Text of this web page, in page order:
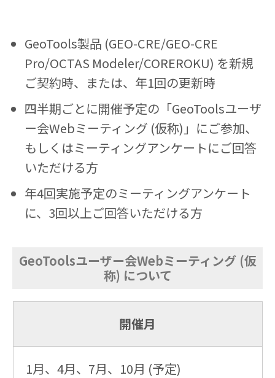
GeoTools製品 (GEO-CRE/GEO-CRE
Pro/OCTAS Modeler/COREROKU) を新規
ご契約時、または、年1回の更新時
四半期ごとに開催予定の「GeoToolsユーザ
ー会Webミーティング (仮称)」にご参加、
もしくはミーティングアンケートにご回答
いただける方
年4回実施予定のミーティングアンケート
に、3回以上ご回答いただける方
GeoToolsユーザー会Webミーティング (仮
称) について
開催月
1月、4月、7月、10月 (予定)